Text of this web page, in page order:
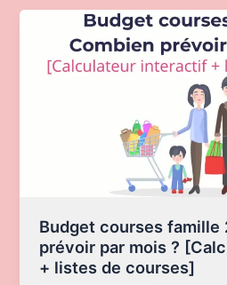
Budget courses famille
prévoir par mois ?
+ listes de courses]